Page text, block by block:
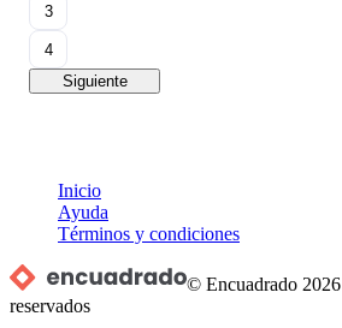
3
4
Siguiente
Inicio
Ayuda
Términos y condiciones
© Encuadrado 2026
reservados